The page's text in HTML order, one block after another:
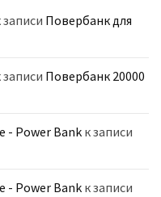
записи Повербанк для
записи Повербанк 20000
- Power Bank к записи
- Power Bank к записи